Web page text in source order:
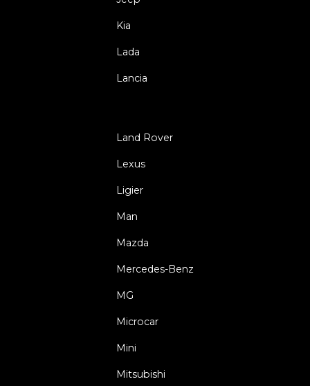
Kia
Lada
Lancia
Land Rover
Lexus
Ligier
Man
Mazda
Mercedes-Benz
MG
Microcar
Mini
Mitsubishi